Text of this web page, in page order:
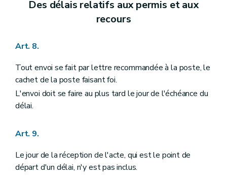
Art. 223
Art. 224
Art. 227
Sous-section 6
Art. 228
Art. 229
Chapitre premier Des définitions
Art. 232
Des délais relatifs aux permis et aux
recours
Art. 8.
Tout envoi se fait par lettre recommandée à la poste, le
cachet de la poste faisant foi.
L'envoi doit se faire au plus tard le jour de l'échéance du
délai.
Art. 9.
Le jour de la réception de l'acte, qui est le point de
départ d'un délai, n'y est pas inclus.